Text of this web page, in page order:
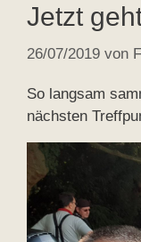
Jetzt
26/07/2019 von
So langsam
nächsten